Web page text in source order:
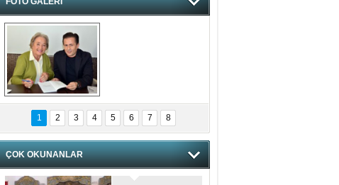
hnzzzna
1 2 3 4 5 6 7 8
ÇOK OKUNANLAR